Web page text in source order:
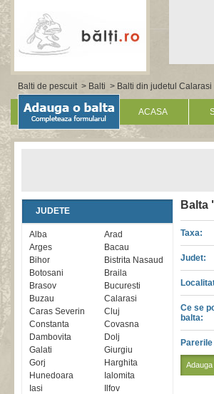
Balti de pescuit> Balti > Balti din judetul Calarasi
ACASA
JUDETE
Alba
Arad
Arges
Bacau
Bihor
Bistrita Nasaud
Botosani
Braila
Brasov
Bucuresti
Buzau
Calarasi
Caras Severin
Cluj
Constanta
Covasna
Dambovita
Dolj
Galati
Giurgiu
Gorj
Harghita
Hunedoara
Ialomita
Iasi
Ilfov
Balta
Taxa:
Judet:
Ce se
balta: